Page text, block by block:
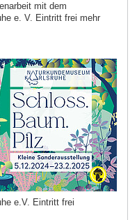
mit dem
e. V. Eintritt frei mehr
e.V. Eintritt frei